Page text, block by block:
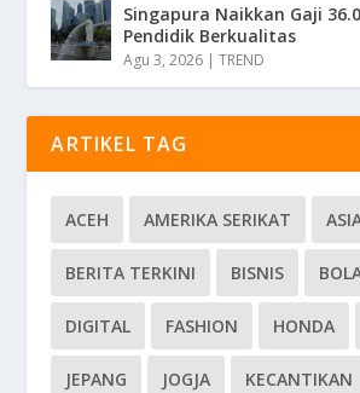
Singapura Naikkan Gaji
Pendidik Berkualitas
Agu 3, 2026 |TREND
ARTIKEL TAG
ACEH AMERIKA SERIKAT
BERITA TERKINI BISNIS
DIGITAL FASHION HONDA
JEPANG JOGJA KECANTIKAN